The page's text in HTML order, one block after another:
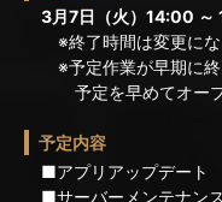
3月7日（火）14:00 ～
※終了時間は変更にな
※予定作業が早期に終
予定を早めてオープ
予定内容
■アプリアップデート
■サーバーメンテナンス